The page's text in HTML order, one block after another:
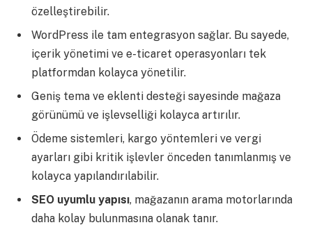
özelleştirebilir.
WordPress ile tam entegrasyon sağlar. Bu sayede,
içerik yönetimi ve e-ticaret operasyonları tek
platformdan kolayca yönetilir.
Geniş tema ve eklenti desteği sayesinde mağaza
görünümü ve işlevselliği kolayca artırılır.
Ödeme sistemleri, kargo yöntemleri ve vergi
ayarları gibi kritik işlevler önceden tanımlanmış ve
kolayca yapılandırılabilir.
SEO uyumlu yapısı, mağazanın arama motorlarında
daha kolay bulunmasına olanak tanır.